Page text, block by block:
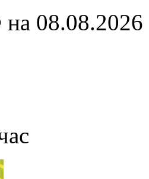
08.08.2026